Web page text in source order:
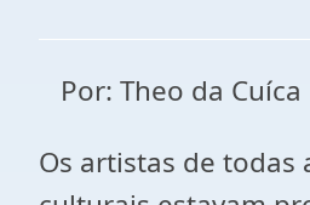
Por: Theo da Cuíca
Os artistas de todas